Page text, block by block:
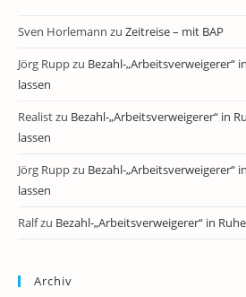
Sven Horlemann zu Zeitreise – mit BAP
Jörg Ruppzu Bezahl-„Arbeitsverweigerer“
lassen
Realistzu Bezahl-„Arbeitsverweigerer“ in
lassen
Jörg Ruppzu Bezahl-„Arbeitsverweigerer“
lassen
Ralfzu Bezahl-„Arbeitsverweigerer“ in
Archiv